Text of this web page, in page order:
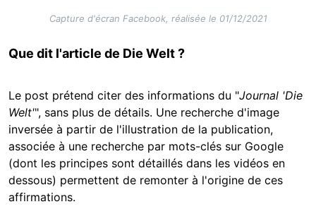
Capture d'écran Facebook, réalisée le 01/12/2021
Que dit l'article de Die Welt ?
Le post prétend citer des informations du "Journal 'Die
Welt'", sans plus de détails. Une recherche d'image
inversée à partir de l'illustration de la publication,
associée à une recherche par mots-clés sur Google
(dont les principes sont détaillés dans les vidéos en
dessous) permettent de remonter à l'origine de ces
affirmations.